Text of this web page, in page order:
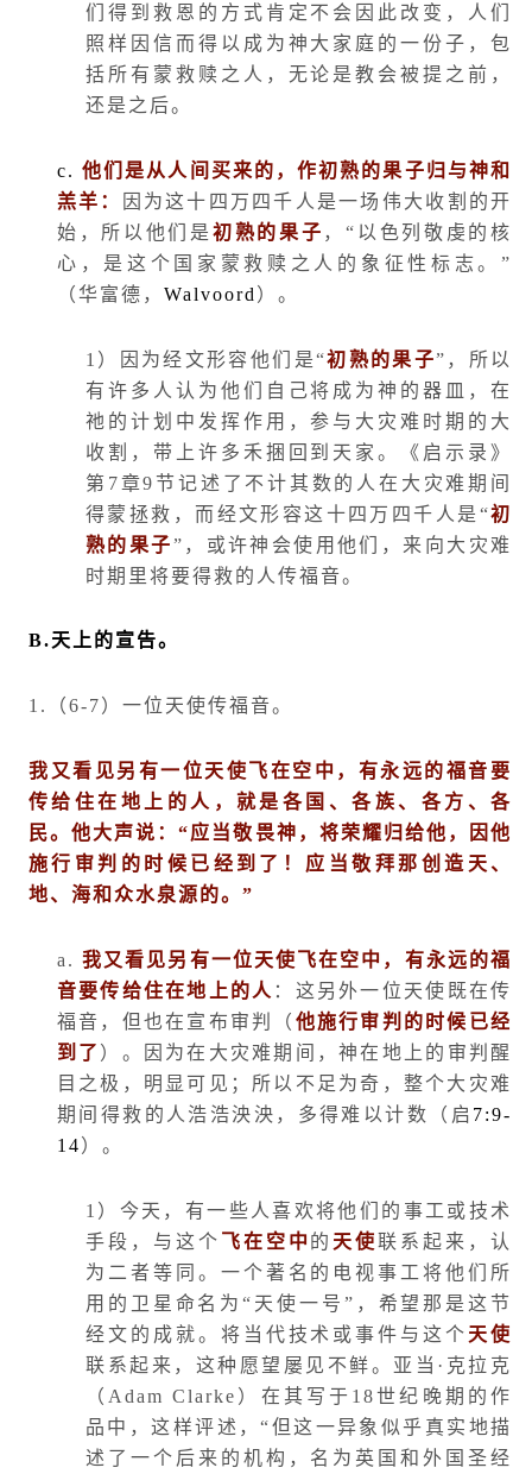
们得到救恩的方式肯定不会因此改变，人们
照样因信而得以成为神大家庭的一份子，包
括所有蒙救赎之人，无论是教会被提之前，
还是之后。
c. 他们是从人间买来的，作初熟的果子归与神和
羔羊 ：
因为这十四万四千人是一场伟大收割的开
始，所以他们是 初熟的果子 ，“以色列敬虔的核
心，是这个国家蒙救赎之人的象征性标志。”
（华富德， Walvoord ）。
1 ）因为经文形容他们是“初熟的果子”，所以
有许多人认为他们自己将成为神的器皿，在
祂的计划中发挥作用，参与大灾难时期的大
收割，带上许多禾捆回到天家。《启示录》
第 7章9 节记述了不计其数的人在大灾难期间
得蒙拯救，而经文形容这十四万四千人是“初
熟的果子”，或许神会使用他们，来向大灾难
时期里将要得救的人传福音。
B.天上的宣告。
1. （6-7）一位天使传福音。
我又看见另有一位天使飞在空中，有永远的福音要
传给住在地上的人，就是各国、各族、各方、各
民。他大声说：“应当敬畏神，将荣耀归给他，因他
施行审判的时候已经到了！应当敬拜那创造天、
地、海和众水泉源的。 ”
a.我又看见另有一位天使飞在空中，有永远的福
音要传给住在地上的人 ：这另外一位天使既在传
福音，但也在宣布审判（ 他施行审判的时候已经
到了 ）。因为在大灾难期间，神在地上的审判醒
目之极，明显可见；所以不足为奇，整个大灾难
期间得救的人浩浩泱泱，多得难以计数（启 7:9-
14）。
1 ）今天，有一些人喜欢将他们的事工或技术
手段，与这个 飞在空中 的 天使联系起来，认
为二者等同。一个著名的电视事工将他们所
用的卫星命名为“天使一号”，希望那是这节
经文的成就。将当代技术或事件与这个 天使
联系起来，这种愿望屡见不鲜。亚当·克拉克
（ Adam Clarke ）在其写于 18世纪晚期的作
品中，这样评述，“但这一异象似乎真实地描
述了一个后来的机构，名为英国和外国圣经